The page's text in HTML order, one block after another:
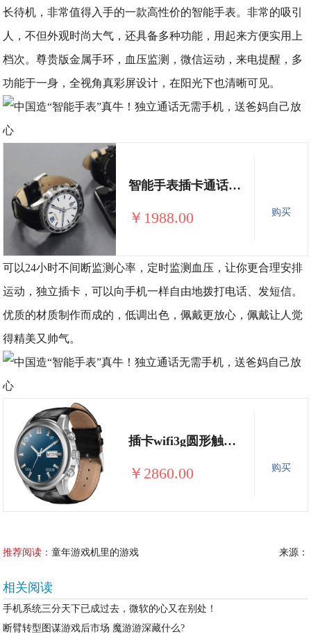
长待机，非常值得入手的一款高性价的智能手表。非常的吸引
人，不但外观时尚大气，还具备多种功能，用起来方便实用上
档次。尊贵版金属手环，血压监测，微信运动，来电提醒，多
功能于一身，全视角真彩屏设计，在阳光下也清晰可见。
智能手表插卡通话WIFI心率血压手环
￥1988.00 购买
可以24小时不间断监测心率，定时监测血压，让你更合理安排
运动，独立插卡，可以向手机一样自由地拨打电话、发短信。
优质的材质制作而成的，低调出色，佩戴更放心，佩戴让人觉
得精美又帅气。
插卡wifi3g圆形触屏智能腕表B154
￥2860.00 购买
推荐阅读：童年游戏机里的游戏 来源：
相关阅读
手机系统三分天下已成过去，微软的心又在别处！
断臂转型图谋游戏后市场 魔游游深藏什么?